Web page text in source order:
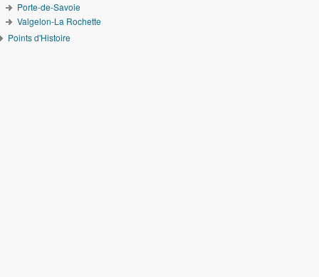
Porte-de-Savoie
Valgelon-La Rochette
Points d'Histoire